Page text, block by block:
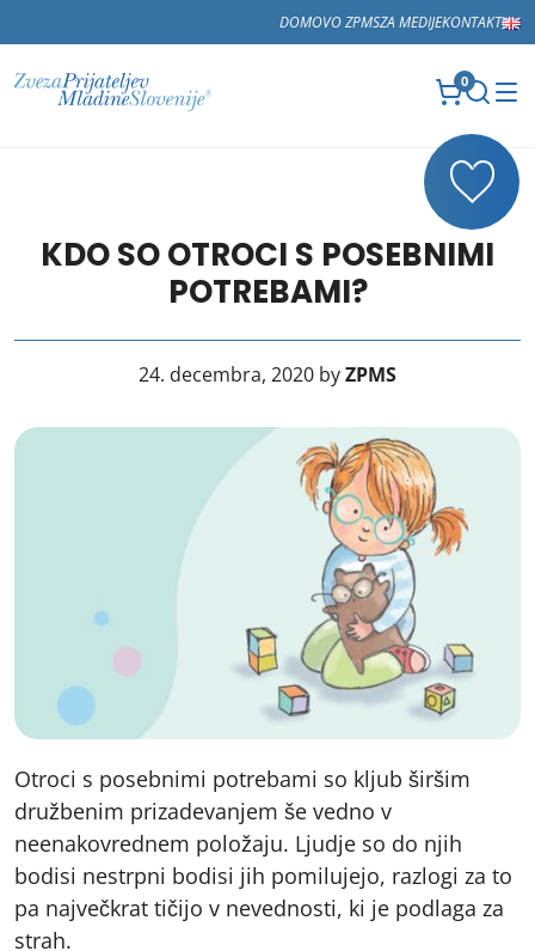
DOMOVO ZPMSZA MEDIJEKONTAKT
0
KDO SO OTROCI S POSEBNIMI
POTREBAMI?
24. decembra, 2020 byZPMS
Otroci s posebnimi potrebami so kljub širšim
družbenim prizadevanjem še vedno v
neenakovrednem položaju. Ljudje so do njih
bodisi nestrpni bodisi jih pomilujejo, razlogi za to
pa največkrat tičijo v nevednosti, ki je podlaga za
strah.